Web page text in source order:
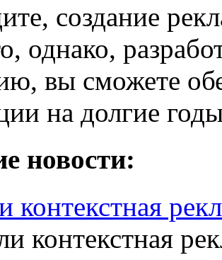
создание
однако,
вы сможете
на долгие
новости:
контекстная